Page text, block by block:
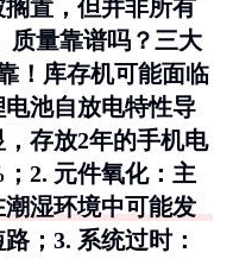
置，但并非所有
质量靠谱吗？三大
！库存机可能面临
电池自放电特性导
存放2年的手机电
2. 元件氧化：主
湿环境中可能发
；3. 系统过时：